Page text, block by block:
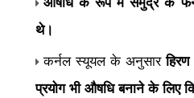
थे।
कर्नल स्यूयल के अनुसार
प्रयोग भी औषधि बनाने के लिए